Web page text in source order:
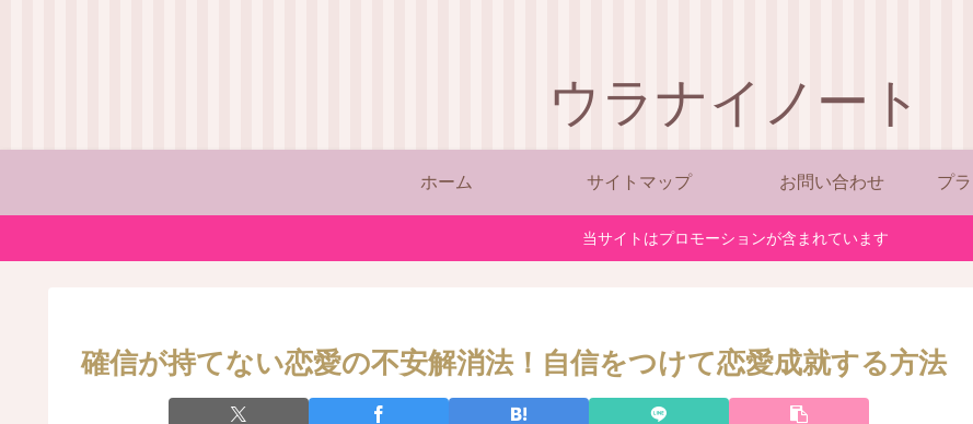
ウラナイノート
ホーム サイトマップ お問い合わせ プ
当サイトはプロモーションが含まれています
確信が持てない恋愛の不安解消法！自信をつけて恋愛成就する方法